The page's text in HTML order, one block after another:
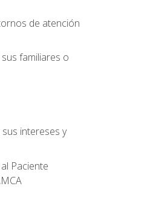
de atención
familiares o
intereses y
Paciente